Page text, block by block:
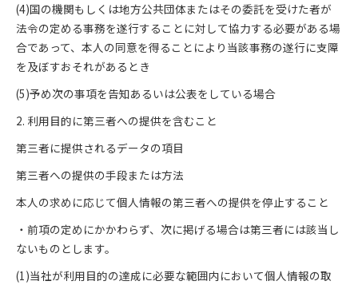
(4)国の機関もしくは地方公共団体またはその委託を受けた者が
法令の定める事務を遂行することに対して協力する必要がある場
合であって、本人の同意を得ることにより当該事務の遂行に支障
を及ぼすおそれがあるとき
(5)予め次の事項を告知あるいは公表をしている場合
2. 利用目的に第三者への提供を含むこと
第三者に提供されるデータの項目
第三者への提供の手段または方法
本人の求めに応じて個人情報の第三者への提供を停止すること
・前項の定めにかかわらず、次に掲げる場合は第三者には該当し
ないものとします。
(1)当社が利用目的の達成に必要な範囲内において個人情報の取